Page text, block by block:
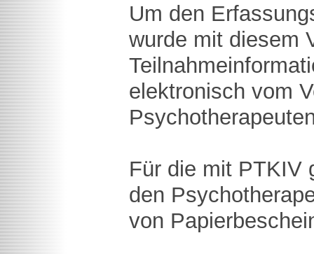
Um den
wurde mit diesem
elektronisch vom
Für die mit PTKIV
den
von